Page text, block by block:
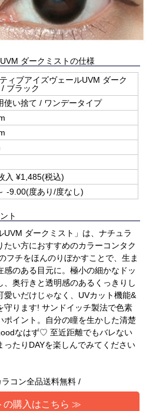
ダークミストの仕様
ィブアイズヴェールUVM ダーク
/ ブラック
使い捨て / ワンデータイプ
入 ¥1,485(税込)
-9.00(度あり/度なし)
ト
UVM ダークミスト」は、ナチュラ
たい方におすすめのカラーコンタク
フチをほんのりぼかすことで、生ま
のある目元に。極小の細かなドッ
、奥行きと透明感のあるくっきりし
愛いだけじゃなく、UVカット機能&
守ります! サンドイッチ製法で色素
ポイント。自分の瞳を生かした清楚
なはず♡ 至近距離でもバレない
たりDAYを楽しんでみてください
コン全品送料無料 /
の購入はこちら ≫